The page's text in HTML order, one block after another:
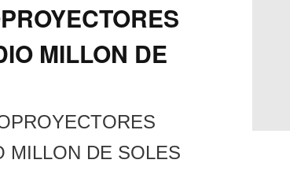
MILLON DE
MILLON DE SOLES